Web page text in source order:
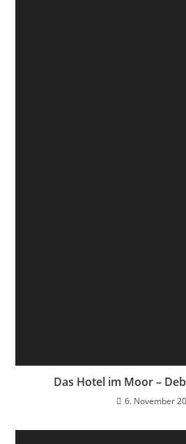
Das Hotel im Moor –
6. November